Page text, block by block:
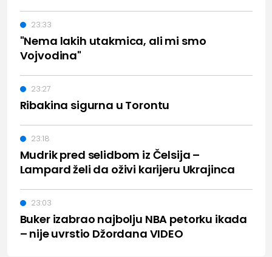
"Nema lakih utakmica, ali mi smo
Vojvodina"
23:33
Ribakina sigurna u Torontu
23:27
Mudrik pred selidbom iz Čelsija –
Lampard želi da oživi karijeru Ukrajinca
23:18
Buker izabrao najbolju NBA petorku ikada
– nije uvrstio Džordana VIDEO
23:03